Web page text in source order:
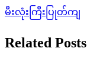
မီးလုံးကြီးပြုတ်ကျ
Related Posts